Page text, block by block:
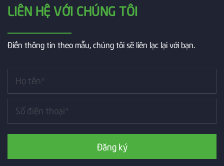
LIÊN HỆ VỚI CHÚNG TÔI
Điền thông tin theo mẫu, chúng tôi sẽ liên lạc lại với bạn.
Đăng ký